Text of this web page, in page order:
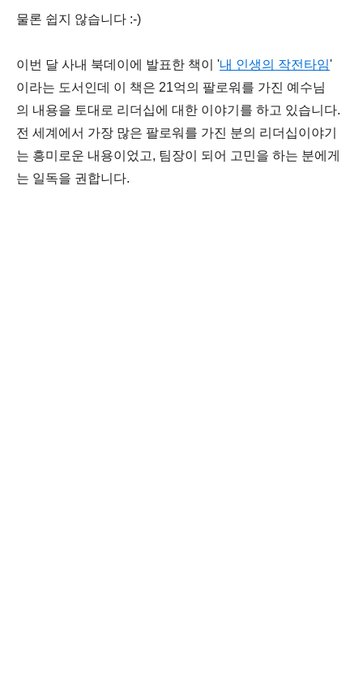
물론 쉽지 않습니다 :-)
이번 달 사내 북데이에 발표한 책이 '내 인생의 작전타임'
이라는 도서인데 이 책은 21억의 팔로워를 가진 예수님
의 내용을 토대로 리더십에 대한 이야기를 하고 있습니다.
전 세계에서 가장 많은 팔로워를 가진 분의 리더십이야기
는 흥미로운 내용이었고, 팀장이 되어 고민을 하는 분에게
는 일독을 권합니다.